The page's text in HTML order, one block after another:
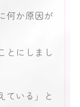
何か原因が
とにしまし
ている」と